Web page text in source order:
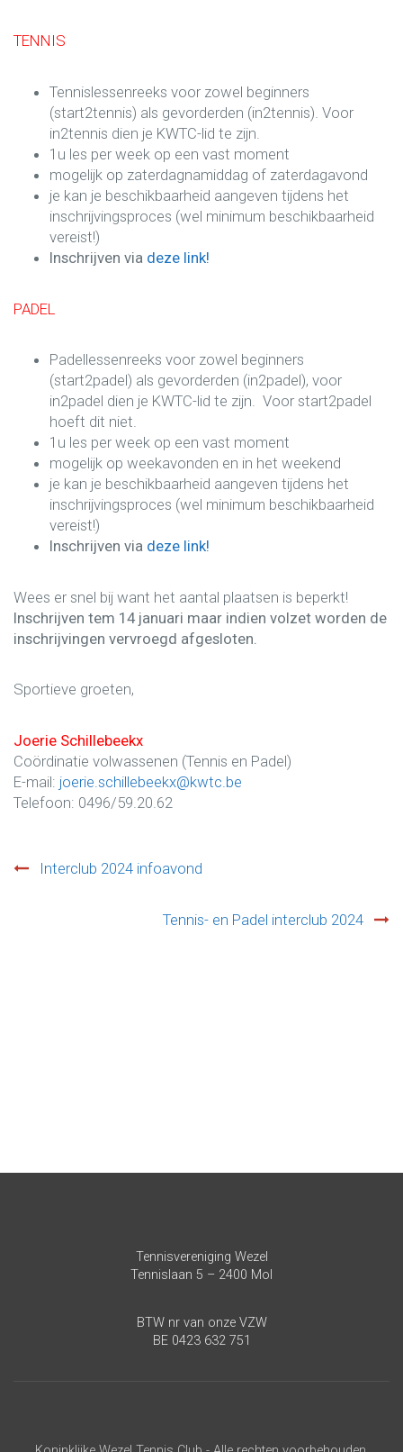
TENNIS
Tennislessenreeks voor zowel beginners
(start2tennis) als gevorderden (in2tennis). Voor
in2tennis dien je KWTC-lid te zijn.
1u les per week op een vast moment
mogelijk op zaterdagnamiddag of zaterdagavond
je kan je beschikbaarheid aangeven tijdens het
inschrijvingsproces (wel minimum beschikbaarheid
vereist!)
Inschrijven via deze link!
PADEL
Padellessenreeks voor zowel beginners
(start2padel) als gevorderden (in2padel), voor
in2padel dien je KWTC-lid te zijn. Voor start2padel
hoeft dit niet.
1u les per week op een vast moment
mogelijk op weekavonden en in het weekend
je kan je beschikbaarheid aangeven tijdens het
inschrijvingsproces (wel minimum beschikbaarheid
vereist!)
Inschrijven via deze link!
Wees er snel bij want het aantal plaatsen is beperkt!
Inschrijven tem 14 januari maar indien volzet worden de
inschrijvingen vervroegd afgesloten.
Sportieve groeten,
Joerie Schillebeekx
Coördinatie volwassenen (Tennis en Padel)
E-mail: joerie.schillebeekx@kwtc.be
Telefoon: 0496/59.20.62
navigation
Interclub 2024 infoavond
Tennis- en Padel interclub 2024
Tennisvereniging Wezel
Tennislaan 5 – 2400 Mol
BTW nr van onze VZW
BE 0423 632 751